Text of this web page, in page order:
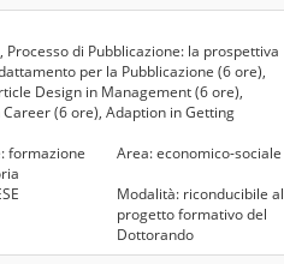
Processo di Pubblicazione: la prospettiva
per la Pubblicazione (6 ore),
Design in Management (6 ore),
(6 ore), Adaption in Getting
formazione
Area: economico-sociale
Modalità: riconducibile al
progetto formativo del
Dottorando